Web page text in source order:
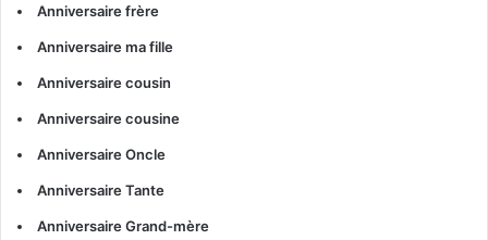
Anniversaire frère
Anniversaire ma fille
Anniversaire cousin
Anniversaire cousine
Anniversaire Oncle
Anniversaire Tante
Anniversaire Grand-mère